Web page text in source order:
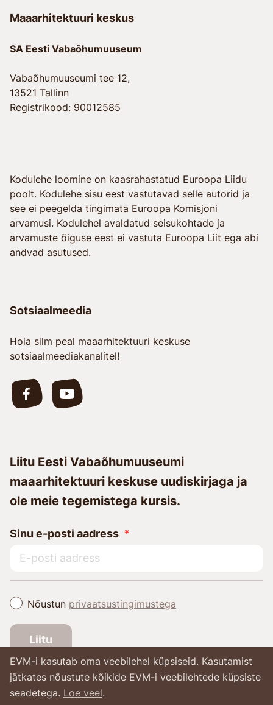
Maaarhitektuuri keskus
SA Eesti Vabaõhumuuseum
Vabaõhumuuseumi tee 12,
13521 Tallinn
Registrikood: 90012585
Kodulehe loomine on kaasrahastatud Euroopa Liidu
poolt. Kodulehe sisu eest vastutavad selle autorid ja
see ei peegelda tingimata Euroopa Komisjoni
arvamusi. Kodulehel avaldatud seisukohtade ja
arvamuste õiguse eest ei vastuta Euroopa Liit ega abi
andvad asutused.
Sotsiaalmeedia
Hoia silm peal maaarhitektuuri keskuse
sotsiaalmeediakanalitel!
Liitu Eesti Vabaõhumuuseumi
maaarhitektuuri keskuse uudiskirjaga ja
ole meie tegemistega kursis.
Sinu e-posti aadress
Nõustun privaatsustingimustega
Liitu
EVM-i kasutab oma veebilehel küpsiseid. Kasutamist
jätkates nõustute kõikide EVM-i veebilehtede küpsiste
seadetega. Loe veel.